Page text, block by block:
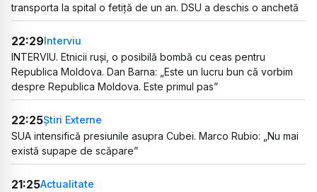
transporta la spital o fetiță de un an. DSU a deschis o anchetă
22:29Interviu
INTERVIU. Etnicii ruși, o posibilă bombă cu ceas pentru
Republica Moldova. Dan Barna: „Este un lucru bun că vorbim
despre Republica Moldova. Este primul pas”
22:25Știri Externe
SUA intensifică presiunile asupra Cubei. Marco Rubio: „Nu mai
există supape de scăpare”
21:25Actualitate